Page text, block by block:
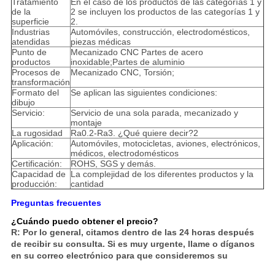
de la
superficie
2 se incluyen los productos de las categorías 1 y
2.
Industrias
atendidas
Automóviles, construcción, electrodomésticos,
piezas médicas
Punto de
productos
Mecanizado CNC Partes de acero
inoxidable;Partes de aluminio
Procesos de
transformación
Mecanizado CNC, Torsión;
Formato del
dibujo
Se aplican las siguientes condiciones:
Servicio:
Servicio de una sola parada, mecanizado y
montaje
La rugosidad
Ra0.2-Ra3. ¿Qué quiere decir?2
Aplicación:
Automóviles, motocicletas, aviones, electrónicos,
médicos, electrodomésticos
Certificación:
ROHS, SGS y demás.
Capacidad de
producción:
La complejidad de los diferentes productos y la
cantidad
Preguntas frecuentes
¿Cuándo puedo obtener el precio?
R: Por lo general, citamos dentro de las 24 horas después
de recibir su consulta. Si es muy urgente, llame o díganos
en su correo electrónico para que consideremos su